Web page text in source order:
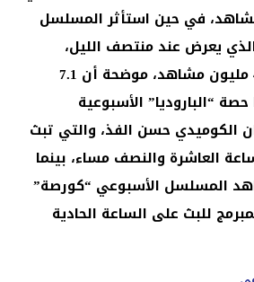
مليون مشاهد، في حين استأثر المسلسل
الذي يعرض عند منتصف الليل،
باهتمام أكثر من 4.1 مليون مشاهد، موضحة أن 7.1
“الباروديا” الأسبوعية
الكوميدي حسن الفذ، والتي تبث
العاشرة والنصف مساء، بينما
مشاهد المسلسل الأسبوعي “كورصة”
للبث على الساعة الحادية